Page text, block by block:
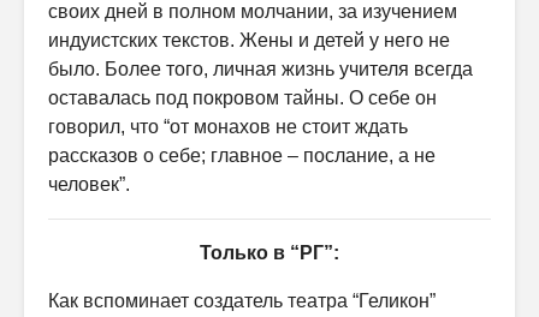
своих дней в полном молчании, за изучением
индуистских текстов. Жены и детей у него не
было. Более того, личная жизнь учителя всегда
оставалась под покровом тайны. О себе он
говорил, что “от монахов не стоит ждать
рассказов о себе; главное – послание, а не
человек”.
Только в “РГ”:
Как вспоминает создатель театра “Геликон”